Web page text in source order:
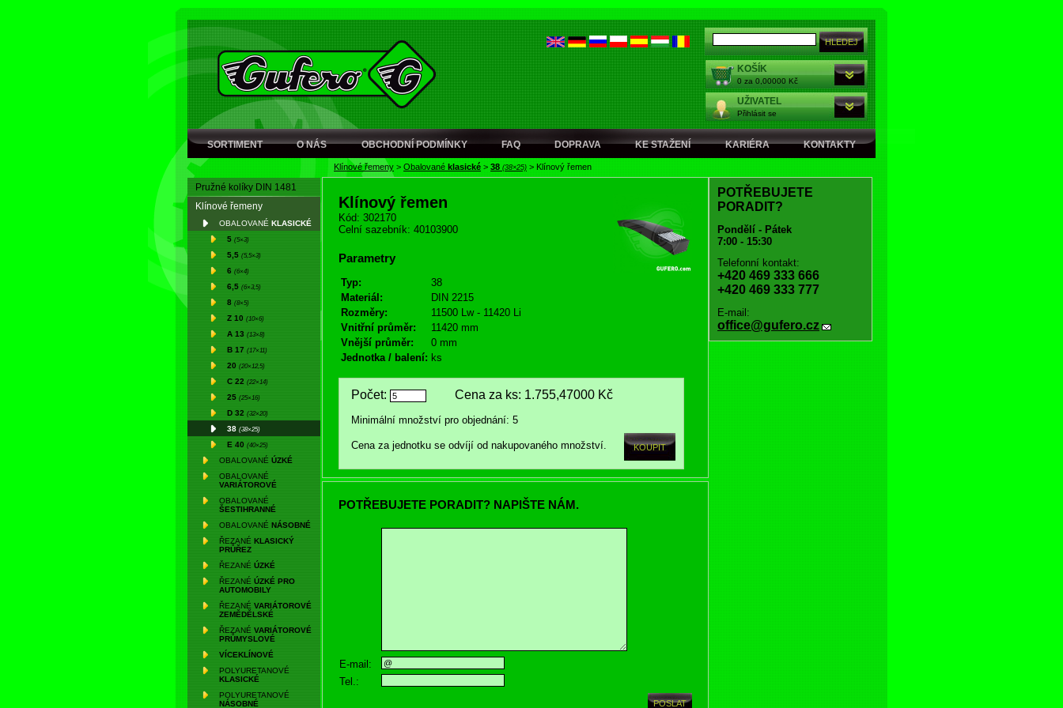
KOŠÍK
0 za 0,00000 Kč
UŽIVATEL
Přihlásit se
SORTIMENT O NÁS OBCHODNÍ PODMÍNKY FAQ DOPRAVA KE STAŽENÍ KARIÉRA KONTAKTY
Klínové řemeny > Obalované klasické > 38 (38×25) > Klínový řemen
Pružné kolíky DIN 1481
Klínové řemeny
OBALOVANÉ KLASICKÉ
5 (5×3)
5,5 (5,5×3)
6 (6×4)
6,5 (6×3,5)
8 (8×5)
Z 10 (10×6)
A 13 (13×8)
B 17 (17×11)
20 (20×12,5)
C 22 (22×14)
25 (25×16)
D 32 (32×20)
38 (38×25)
E 40 (40×25)
OBALOVANÉ ÚZKÉ
OBALOVANÉ
VARIÁTOROVÉ
OBALOVANÉ
ŠESTIHRANNÉ
OBALOVANÉ NÁSOBNÉ
ŘEZANÉ KLASICKÝ
PRŮŘEZ
ŘEZANÉ ÚZKÉ
ŘEZANÉ ÚZKÉ PRO
AUTOMOBILY
ŘEZANÉ VARIÁTOROVÉ
ZEMĚDĚLSKÉ
ŘEZANÉ VARIÁTOROVÉ
PRŮMYSLOVÉ
VÍCEKLÍNOVÉ
POLYURETANOVÉ
KLASICKÉ
POLYURETANOVÉ
NÁSOBNÉ
Klínový řemen
Kód: 302170
Celní sazebník: 40103900
Parametry
Typ:
38
Materiál:
DIN 2215
Rozměry:
11500 Lw - 11420 Li
Vnitřní průměr:
11420 mm
Vnější průměr:
0 mm
Jednotka / balení: ks
Počet: Cena za ks: 1.755,47000 Kč
Minimální množství pro objednání: 5
Cena za jednotku se odvíjí od nakupovaného množství.
POTŘEBUJETE PORADIT? NAPIŠTE NÁM.
E-mail:
Tel.:
POTŘEBUJETE
PORADIT?
Pondělí - Pátek
7:00 - 15:30
Telefonní kontakt:
+420 469 333 666
+420 469 333 777
E-mail:
office@gufero.cz